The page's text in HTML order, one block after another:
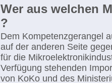
Wer aus welchen
?
Dem Kompetenzgerangel
auf der anderen Seite
für die
Verfügung stehenden
von KoKo und des